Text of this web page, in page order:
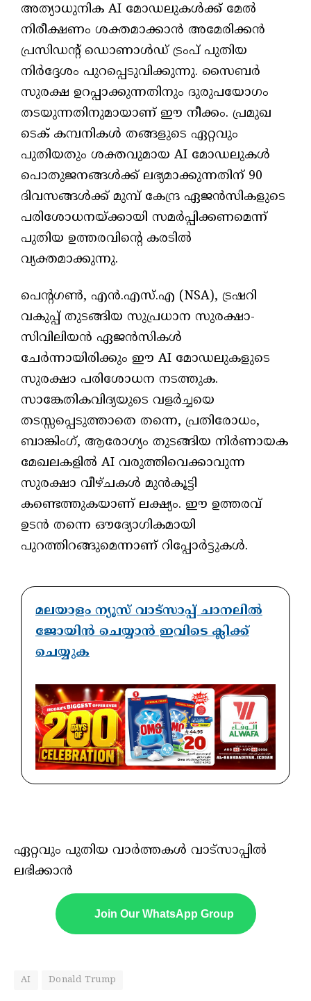
അത്യാധുനിക AI മോഡലുകൾക്ക് മേൽ
നിരീക്ഷണം ശക്തമാക്കാൻ അമേരിക്കൻ
പ്രസിഡന്റ് ഡൊണാൾഡ് ട്രംപ് പുതിയ
നിർദ്ദേശം പുറപ്പെടുവിക്കുന്നു. സൈബർ
സുരക്ഷ ഉറപ്പാക്കുന്നതിനും ദുരുപയോഗം
തടയുന്നതിനുമായാണ് ഈ നീക്കം. പ്രമുഖ
ടെക് കമ്പനികൾ തങ്ങളുടെ ഏറ്റവും
പുതിയതും ശക്തവുമായ AI മോഡലുകൾ
പൊതുജനങ്ങൾക്ക് ലഭ്യമാക്കുന്നതിന് 90
ദിവസങ്ങൾക്ക് മുമ്പ് കേന്ദ്ര ഏജൻസികളുടെ
പരിശോധനയ്ക്കായി സമർപ്പിക്കണമെന്ന്
പുതിയ ഉത്തരവിന്റെ കരടിൽ
വ്യക്തമാക്കുന്നു.
പെന്റഗൺ, എൻ.എസ്.എ (NSA), ട്രഷറി
വകുപ്പ് തുടങ്ങിയ സുപ്രധാന സുരക്ഷാ-
സിവിലിയൻ ഏജൻസികൾ
ചേർന്നായിരിക്കും ഈ AI മോഡലുകളുടെ
സുരക്ഷാ പരിശോധന നടത്തുക.
സാങ്കേതികവിദ്യയുടെ വളർച്ചയെ
തടസ്സപ്പെടുത്താതെ തന്നെ, പ്രതിരോധം,
ബാങ്കിംഗ്, ആരോഗ്യം തുടങ്ങിയ നിർണായക
മേഖലകളിൽ AI വരുത്തിവെക്കാവുന്ന
സുരക്ഷാ വീഴ്ചകൾ മുൻകൂട്ടി
കണ്ടെത്തുകയാണ് ലക്ഷ്യം. ഈ ഉത്തരവ്
ഉടൻ തന്നെ ഔദ്യോഗികമായി
പുറത്തിറങ്ങുമെന്നാണ് റിപ്പോർട്ടുകൾ.
മലയാളം ന്യൂസ് വാട്സാപ്പ് ചാനലിൽ
ജോയിൻ ചെയ്യാൻ ഇവിടെ ക്ലിക്ക്
ചെയ്യുക
ഏറ്റവും പുതിയ വാർത്തകൾ വാട്സാപ്പിൽ
ലഭിക്കാൻ
Join Our WhatsApp Group
AI Donald Trump